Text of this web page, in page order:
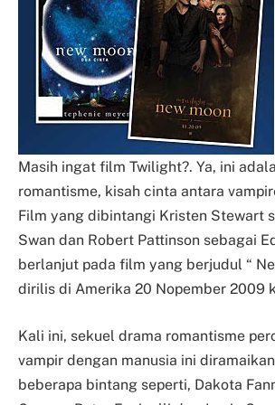
Masih ingat film Twilight?. Ya, ini
romantisme, kisah cinta antara
Film yang dibintangi Kristen Stewart
Swan dan Robert Pattinson sebagai
berlanjut pada film yang berjudul “
dirilis di Amerika 20 Nopember 2009
Kali ini, sekuel drama romantisme
vampir dengan manusia ini
beberapa bintang seperti, Dakota